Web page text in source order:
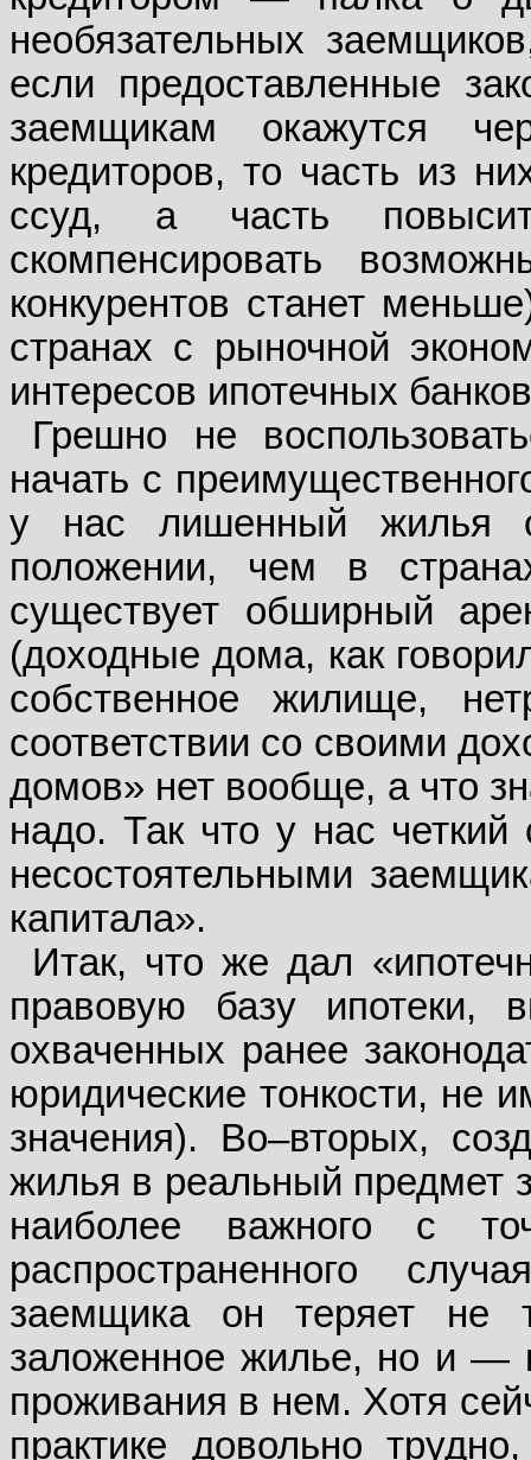
необязательных
если предоставленные
заемщикам окажутся
кредиторов, то часть из
ссуд, а часть
скомпенсировать
конкурентов станет
странах с рыночной
интересов ипотечных
Грешно не
начать с
у нас лишенный жилья
положении, чем в
существует обширный
(доходные дома, как
собственное жилище,
соответствии со своими
домов» нет вообще, а что
надо. Так что у нас
несостоятельными
капитала».
Итак, что же дал
правовую базу ипотеки,
охваченных ранее
юридические тонкости, не
значения). Во–вторых,
жилья в реальный предмет
наиболее важного с
распространенного
заемщика он теряет не
заложенное жилье, но и —
проживания в нем. Хотя
практике довольно